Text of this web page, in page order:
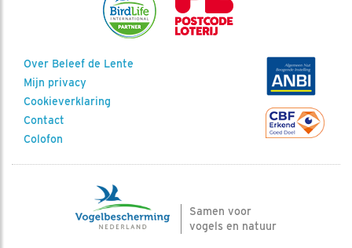
Over Beleef de Lente
Mijn privacy
Cookieverklaring
Contact
Colofon
Samen voor
vogels en natuur